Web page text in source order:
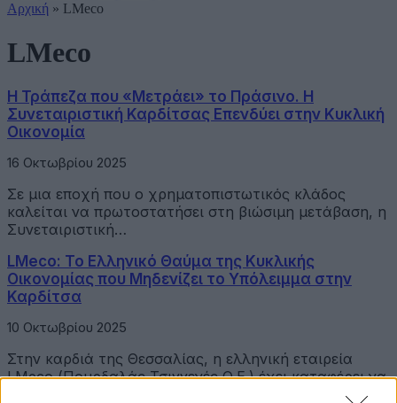
Αρχική » LMeco
LMeco
Η Τράπεζα που «Μετράει» το Πράσινο. Η
Συνεταιριστική Καρδίτσας Επενδύει στην Κυκλική
Οικονομία
16 Οκτωβρίου 2025
Σε μια εποχή που ο χρηματοπιστωτικός κλάδος
καλείται να πρωτοστατήσει στη βιώσιμη μετάβαση, η
Συνεταιριστική…
LMeco: Το Ελληνικό Θαύμα της Κυκλικής
Οικονομίας που Μηδενίζει το Υπόλειμμα στην
Καρδίτσα
10 Οκτωβρίου 2025
Στην καρδιά της Θεσσαλίας, η ελληνική εταιρεία
LMeco (Πουρδαλάς Τσιγγενές Ο.Ε.) έχει καταφέρει να